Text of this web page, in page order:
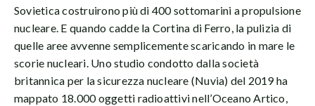
Sovietica costruirono più di 400 sottomarini a propulsione
nucleare. E quando cadde la Cortina di Ferro, la pulizia di
quelle aree avvenne semplicemente scaricando in mare le
scorie nucleari. Uno studio condotto dalla società
britannica per la sicurezza nucleare (Nuvia) del 2019 ha
mappato 18.000 oggetti radioattivi nell’Oceano Artico,